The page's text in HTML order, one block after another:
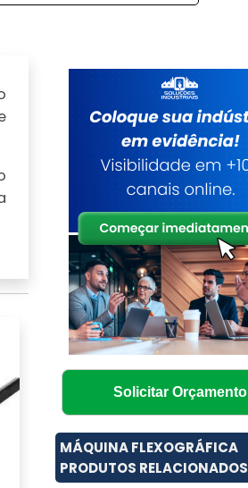
Solicitar Orçamento
MÁQUINA FLEXOGRÁFICA
PRODUTOS RELACIONADOS